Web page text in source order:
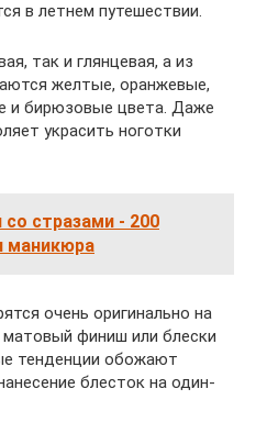
в летнем путешествии.
так и глянцевая, а из
желтые, оранжевые,
и бирюзовые цвета. Даже
украсить ноготки
со стразами - 200
маникюра
очень оригинально на
финиш или блески
тенденции обожают
блесток на один-